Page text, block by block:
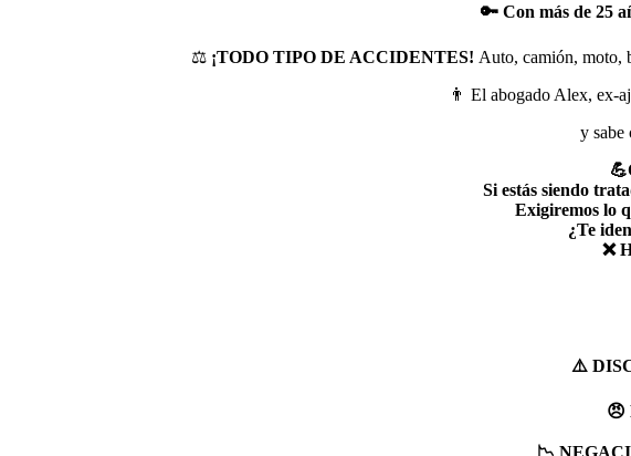
🔑 Con más de 25
‍⚖️ ¡TODO TIPO DE ACCIDENTES! Auto, camión, moto,
👨 El abogado Alex, ex-
y sabe
Si estás siendo
Exigiremos lo
¿Te
❌
⚠️
😠
📉